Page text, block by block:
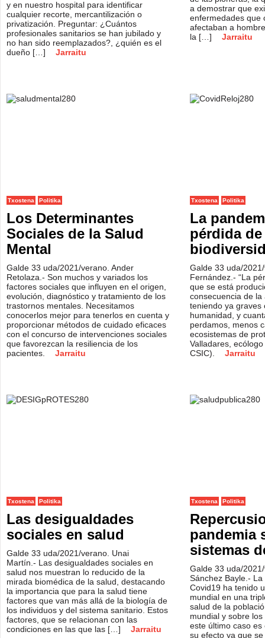
y en nuestro hospital para identificar
cualquier recorte, mercantilización o
privatización. Preguntar: ¿Cuántos
profesionales sanitarios se han jubilado y
no han sido reemplazados?, ¿quién es el
dueño […]
Jarraitu
a demostrar que
enfermedades que
afectaban a
la […]
Jarraitu
Txostena Politika
Los Determinantes
Sociales de la Salud
Mental
Galde 33 uda/2021/verano. Ander
Retolaza.- Son muchos y variados los
factores sociales que influyen en el origen,
evolución, diagnóstico y tratamiento de los
trastornos mentales. Necesitamos
conocerlos mejor para tenerlos en cuenta y
proporcionar métodos de cuidado eficaces
con el concurso de intervenciones sociales
que favorezcan la resiliencia de los
pacientes.
Jarraitu
Txostena Politika
La
pérdida
Galde 33 uda/
Fernández.- “La
que se está
consecuencia de
teniendo ya graves
humanidad, y
perdamos, menos
ecosistemas de
Valladares,
CSIC).
Jarraitu
Txostena Politika
Las desigualdades
sociales en salud
Galde 33 uda/2021/verano. Unai
Martín.- Las desigualdades sociales en
salud nos muestran lo reducido de la
mirada biomédica de la salud, destacando
la importancia que para la salud tiene
factores que van más allá de la biología de
los individuos y del sistema sanitario. Estos
factores, que se relacionan con las
condiciones en las que las […]
Jarraitu
Txostena Politika
pandemia
sistemas
Galde 33 uda/
Sánchez Bayle.-
Covid19 ha tenido
mundial en una
salud de la
mundial y sobre
este último caso
su efecto ya que